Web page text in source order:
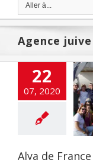
Aller à...
Agence juive
22
07, 2020
France et
: Quand
Alya de